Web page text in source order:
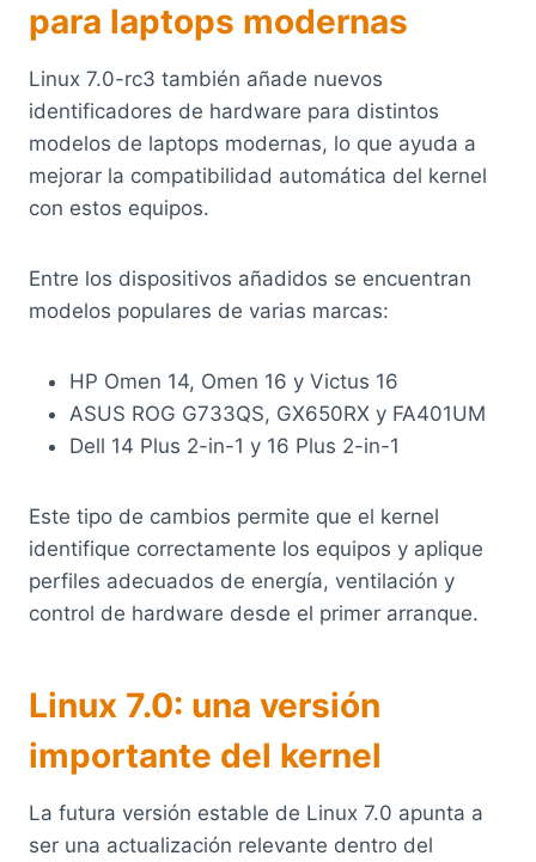
para laptops modernas
Linux 7.0-rc3 también añade nuevos
identificadores de hardware para distintos
modelos de laptops modernas, lo que ayuda a
mejorar la compatibilidad automática del kernel
con estos equipos.
Entre los dispositivos añadidos se encuentran
modelos populares de varias marcas:
HP Omen 14, Omen 16 y Victus 16
ASUS ROG G733QS, GX650RX y FA401UM
Dell 14 Plus 2-in-1 y 16 Plus 2-in-1
Este tipo de cambios permite que el kernel
identifique correctamente los equipos y aplique
perfiles adecuados de energía, ventilación y
control de hardware desde el primer arranque.
Linux 7.0: una versión
importante del kernel
La futura versión estable de Linux 7.0 apunta a
ser una actualización relevante dentro del